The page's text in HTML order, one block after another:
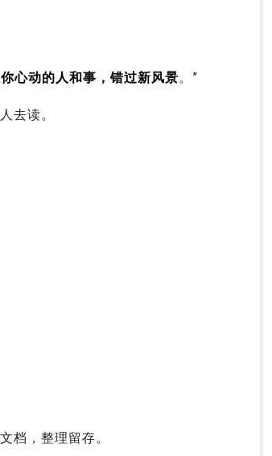
心动的人和事，错过新风景。”
去读。
档，整理留存。